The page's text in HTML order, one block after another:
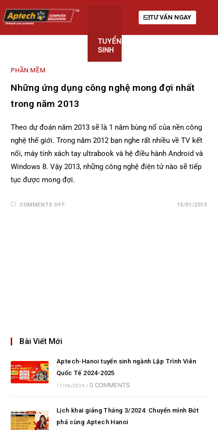
TUYỂN
SINH
TƯ VẤN NGAY
PHẦN MỀM
Những ứng dụng công nghệ mong đợi nhất
trong năm 2013
Theo dự đoán năm 2013 sẽ là 1 năm bùng nổ của nền công
nghệ thế giới. Trong năm 2012 bạn nghe rất nhiều về TV kết
nối, máy tính xách tay ultrabook và hệ điều hành Android và
Windows 8. Vậy 2013, những công nghệ điện tử nào sẽ tiếp
tục được mong đợi.
COMMENTS OFF 15/01/2013
Bài Viết Mới
Aptech-Hanoi tuyển sinh ngành Lập Trình Viên
Quốc Tế 2024-2025
17/06/2024 / 0 COMMENTS
Lịch khai giảng Tháng 3/2024: Chuyển mình Bứt
phá cùng Aptech Hanoi